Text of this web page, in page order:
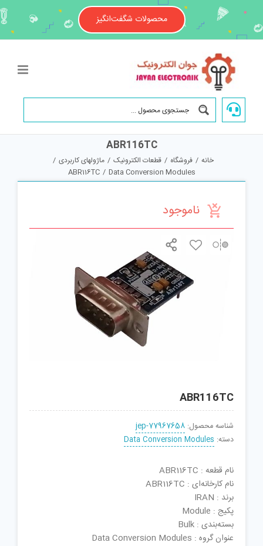
content
محصولات شگفت‌انگیز
ABR116TC
خانه / فروشگاه / قطعات الکترونیک / ماژولهای کاربردی /
Data Conversion Modules
/
ABR116TC
ناموجود
ABR116TC
شناسه محصول: jep-77967658
دسته: Data Conversion Modules
نام قطعه : ABR116TC
نام کارخانه‌ای : ABR116TC
برند : IRAN
پکیج : Module
بسته‌بندی : Bulk
عنوان گروه : Data Conversion Modules